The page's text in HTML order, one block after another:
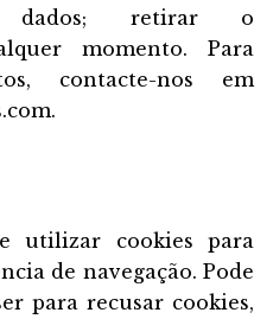
dados; retirar o
momento. Para
contacte-nos em
utilizar cookies para
de navegação. Pode
para recusar cookies,